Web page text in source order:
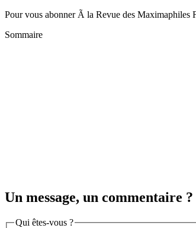
Pour vous abonner Ã la Revue des
Sommaire
Un message, un commentaire ?
Qui êtes-vous ?